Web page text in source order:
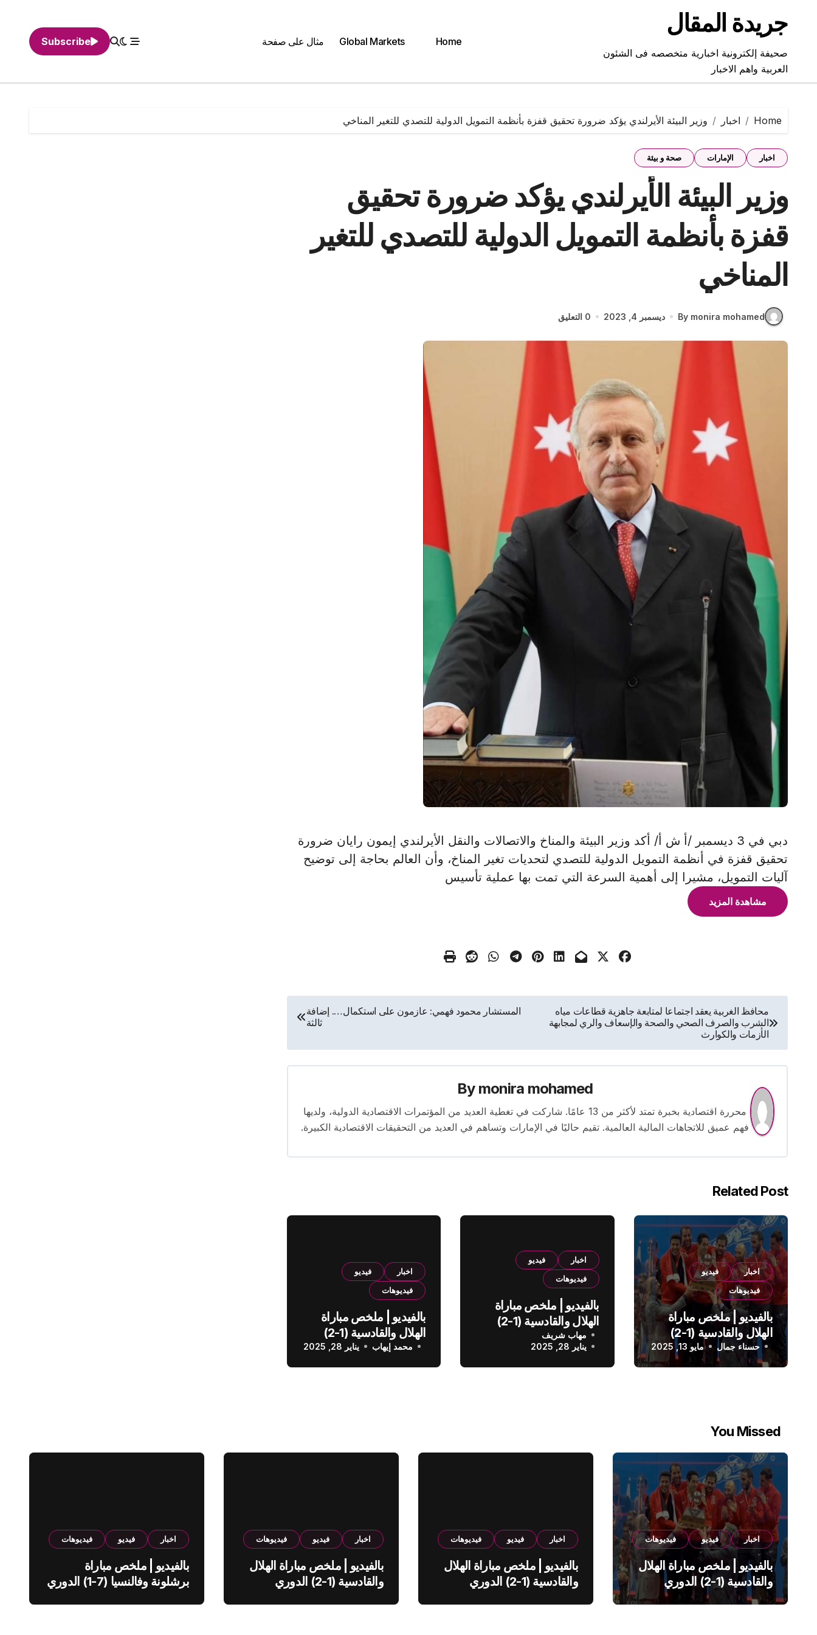
contentجريدة المقال
صحيفة إلكترونية اخبارية متخصصه فى الشئون
العربية واهم الاخبار
Home
Global Markets مثال على صفحة Subscribe
Home اخبار وزير البيئة الأيرلندي يؤكد ضرورة تحقيق قفزة بأنظمة التمويل الدولية للتصدي للتغير المناخي
اخبار الإمارات صحة و بيئة
وزير البيئة الأيرلندي يؤكد ضرورة تحقيق
قفزة بأنظمة التمويل الدولية للتصدي للتغير
المناخي
By monira mohamed ديسمبر 4, 2023 0 التعليق
دبي في 3 ديسمبر /أ ش أ/ أكد وزير البيئة والمناخ والاتصالات والنقل الأيرلندي إيمون رايان ضرورة
تحقيق قفزة في أنظمة التمويل الدولية للتصدي لتحديات تغير المناخ، وأن العالم بحاجة إلى توضيح
آليات التمويل، مشيرا إلى أهمية السرعة التي تمت بها عملية تأسيس
مشاهدة المزيد
تصفّح
المقالات
محافظ الغربية يعقد اجتماعا لمتابعة جاهزية قطاعات مياه
الشرب والصرف الصحي والصحة والإسعاف والري لمجابهة
الأزمات والكوارث
المستشار محمود فهمي: عازمون على استكمال…. إضافة
ثالثة
By monira mohamed
محررة اقتصادية بخبرة تمتد لأكثر من 13 عامًا. شاركت في تغطية العديد من المؤتمرات الاقتصادية الدولية، ولديها
فهم عميق للاتجاهات المالية العالمية. تقيم حاليًا في الإمارات وتساهم في العديد من التحقيقات الاقتصادية الكبيرة.
Related Post
اخبار
فيديو
فيديوهات
بالفيديو | ملخص مباراة
الهلال والقادسية (1-2)
الدوري السعودي
حسناء جمال مايو 13, 2025
اخبار
فيديو
فيديوهات
بالفيديو | ملخص مباراة
الهلال والقادسية (1-2)
الدوري السعودي
مهاب شريف
يناير 28, 2025
اخبار
فيديو
فيديوهات
بالفيديو | ملخص مباراة
الهلال والقادسية (1-2)
الدوري السعودي
محمد إيهاب يناير 28, 2025
You Missed
اخبار فيديو فيديوهات
بالفيديو | ملخص مباراة الهلال
والقادسية (1-2) الدوري
السعودي
اخبار فيديو فيديوهات
بالفيديو | ملخص مباراة الهلال
والقادسية (1-2) الدوري
اخبار فيديو فيديوهات
بالفيديو | ملخص مباراة الهلال
والقادسية (1-2) الدوري
اخبار فيديو فيديوهات
بالفيديو | ملخص مباراة
برشلونة وفالنسيا (7-1) الدوري